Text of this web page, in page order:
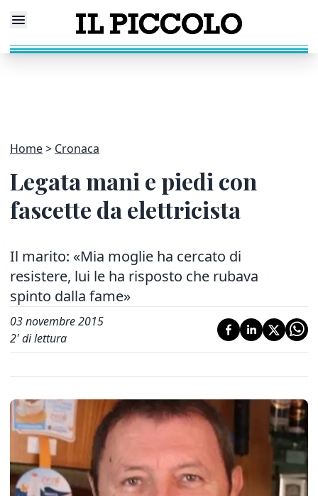
Home Cronaca
Legata mani e piedi con
fascette da elettricista
Il marito: «Mia moglie ha cercato di
resistere, lui le ha risposto che rubava
spinto dalla fame»
03 novembre 2015
2' di lettura